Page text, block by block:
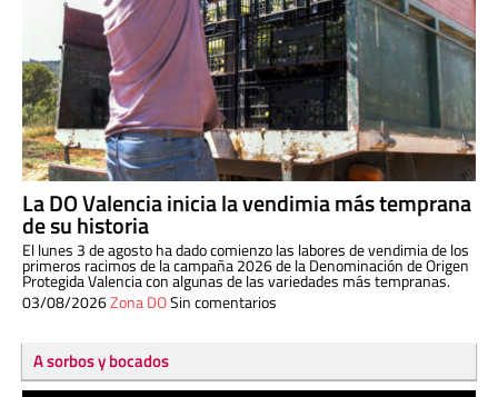
La DO Valencia inicia la vendimia más temprana
de su historia
El lunes 3 de agosto ha dado comienzo las labores de vendimia de los
primeros racimos de la campaña 2026 de la Denominación de Origen
Protegida Valencia con algunas de las variedades más tempranas.
03/08/2026Zona DOSin comentarios
A sorbos y bocados